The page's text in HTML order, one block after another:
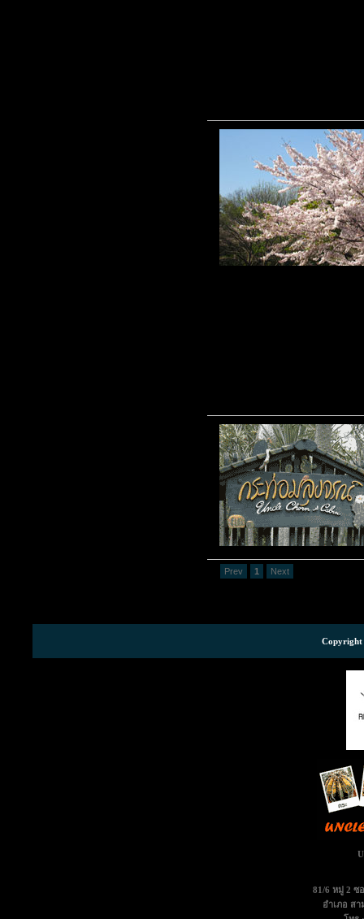
Prev 1 Next
Copyright
81/6 หมู่ 2 ซ
อำเภอ ส